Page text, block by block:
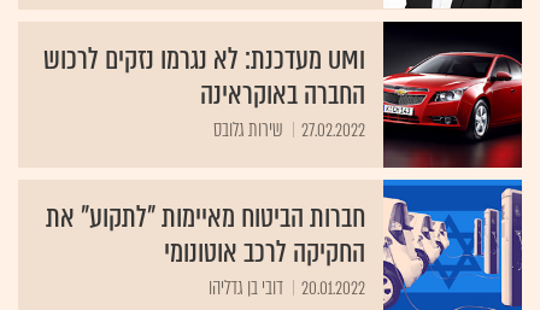
UMI מעדכנת: לא נגרמו נזקים לרכוש
החברה באוקראינה
27.02.2022 שירות גלובס
חברות הביטוח מאיימות "לתקוע" את
החקיקה לרכב אוטונומי
20.01.2022 דובי בן גדליהו